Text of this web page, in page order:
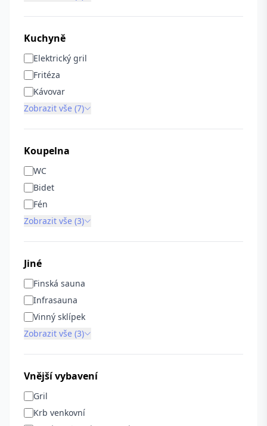
Kuchyně
Elektrický gril
Fritéza
Kávovar
Zobrazit vše (7)
Koupelna
WC
Bidet
Fén
Zobrazit vše (3)
Jiné
Finská sauna
Infrasauna
Vinný sklípek
Zobrazit vše (3)
Vnější vybavení
Gril
Krb venkovní